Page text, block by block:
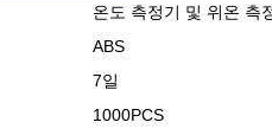
온도 측정기 및 위온 측
ABS
7일
1000PCS